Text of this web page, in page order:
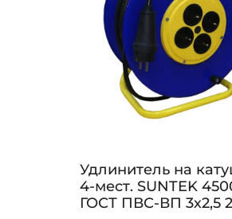
Удлинитель на
4-мест. SUNTEK
ГОСТ ПВС-ВП 3х2,5